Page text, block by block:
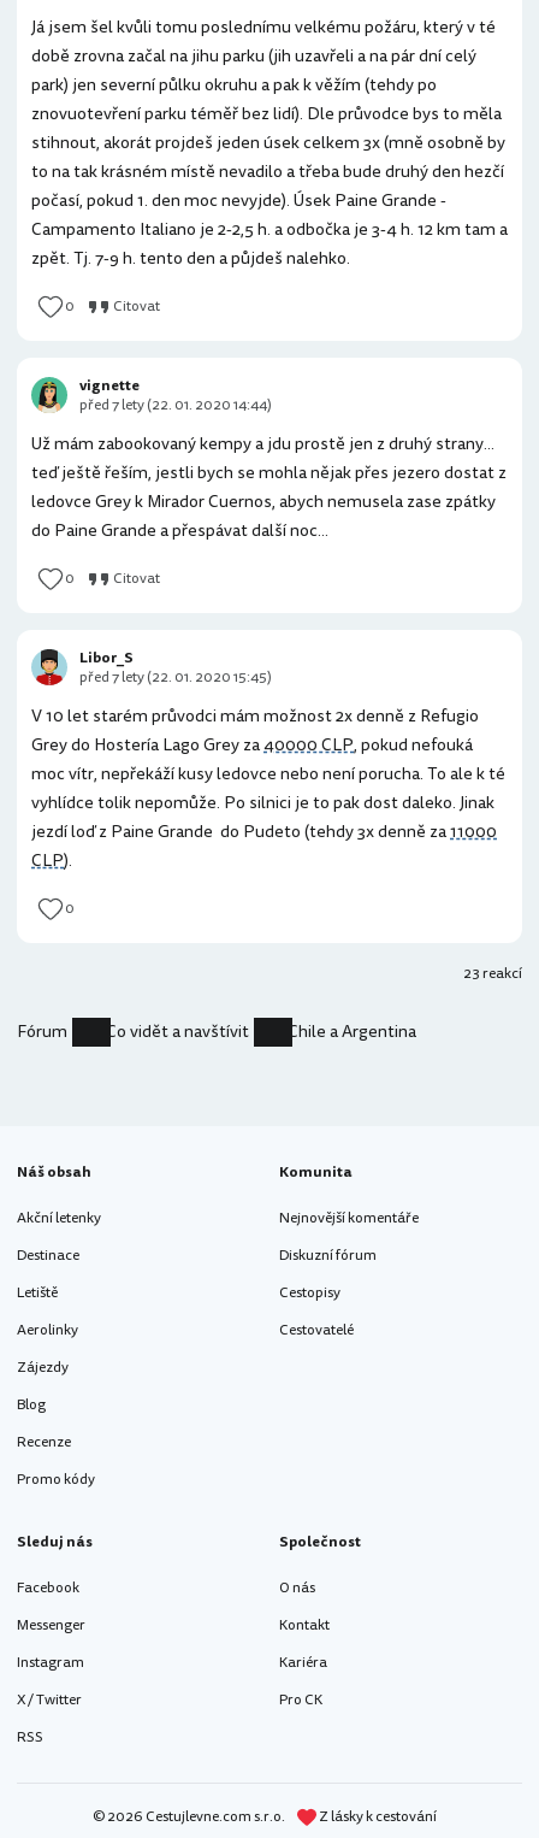
Já jsem šel kvůli tomu poslednímu velkému požáru, který v té
době zrovna začal na jihu parku (jih uzavřeli a na pár dní celý
park) jen severní půlku okruhu a pak k věžím (tehdy po
znovuotevření parku téměř bez lidí). Dle průvodce bys to měla
stihnout, akorát projdeš jeden úsek celkem 3x (mně osobně by
to na tak krásném místě nevadilo a třeba bude druhý den hezčí
počasí, pokud 1. den moc nevyjde). Úsek Paine Grande -
Campamento Italiano je 2-2,5 h. a odbočka je 3-4 h. 12 km tam a
zpět. Tj. 7-9 h. tento den a půjdeš nalehko.
0 Citovat
Už mám zabookovaný kempy a jdu prostě jen z druhý strany...
teď ještě řeším, jestli bych se mohla nějak přes jezero dostat z
ledovce Grey k Mirador Cuernos, abych nemusela zase zpátky
do Paine Grande a přespávat další noc...
0 Citovat
vignette
před 7 lety (22. 01. 2020 14:44)
V 10 let starém průvodci mám možnost 2x denně z Refugio
Grey do Hostería Lago Grey za40000 CLP, pokud nefouká
moc vítr, nepřekáží kusy ledovce nebo není porucha. To ale k té
vyhlídce tolik nepomůže. Po silnici je to pak dost daleko. Jinak
jezdí loď z Paine Grande do Pudeto (tehdy 3x denně za11000
CLP).
0
Libor_S
před 7 lety (22. 01. 2020 15:45)
23 reakcí
Fórum Co vidět a navštívit Chile a Argentina
Náš obsah
Akční letenky
Destinace
Letiště
Aerolinky
Zájezdy
Blog
Recenze
Promo kódy
Komunita
Nejnovější komentáře
Diskuzní fórum
Cestopisy
Cestovatelé
Sleduj nás
Facebook
Messenger
Instagram
X / Twitter
RSS
Společnost
O nás
Kontakt
Kariéra
Pro CK
© 2026 Cestujlevne.com s.r.o.
Z lásky k cestování